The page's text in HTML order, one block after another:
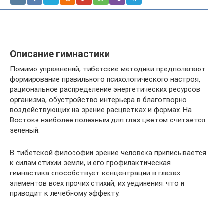
Описание гимнастики
Помимо упражнений, тибетские методики предполагают
формирование правильного психологического настроя,
рациональное распределение энергетических ресурсов
организма, обустройство интерьера в благотворно
воздействующих на зрение расцветках и формах. На
Востоке наиболее полезным для глаз цветом считается
зеленый.
В тибетской философии зрение человека приписывается
к силам стихии земли, и его профилактическая
гимнастика способствует концентрации в глазах
элементов всех прочих стихий, их уединения, что и
приводит к лечебному эффекту.